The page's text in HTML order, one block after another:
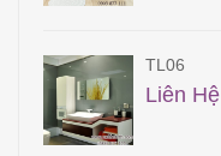
TL06
Liên Hệ